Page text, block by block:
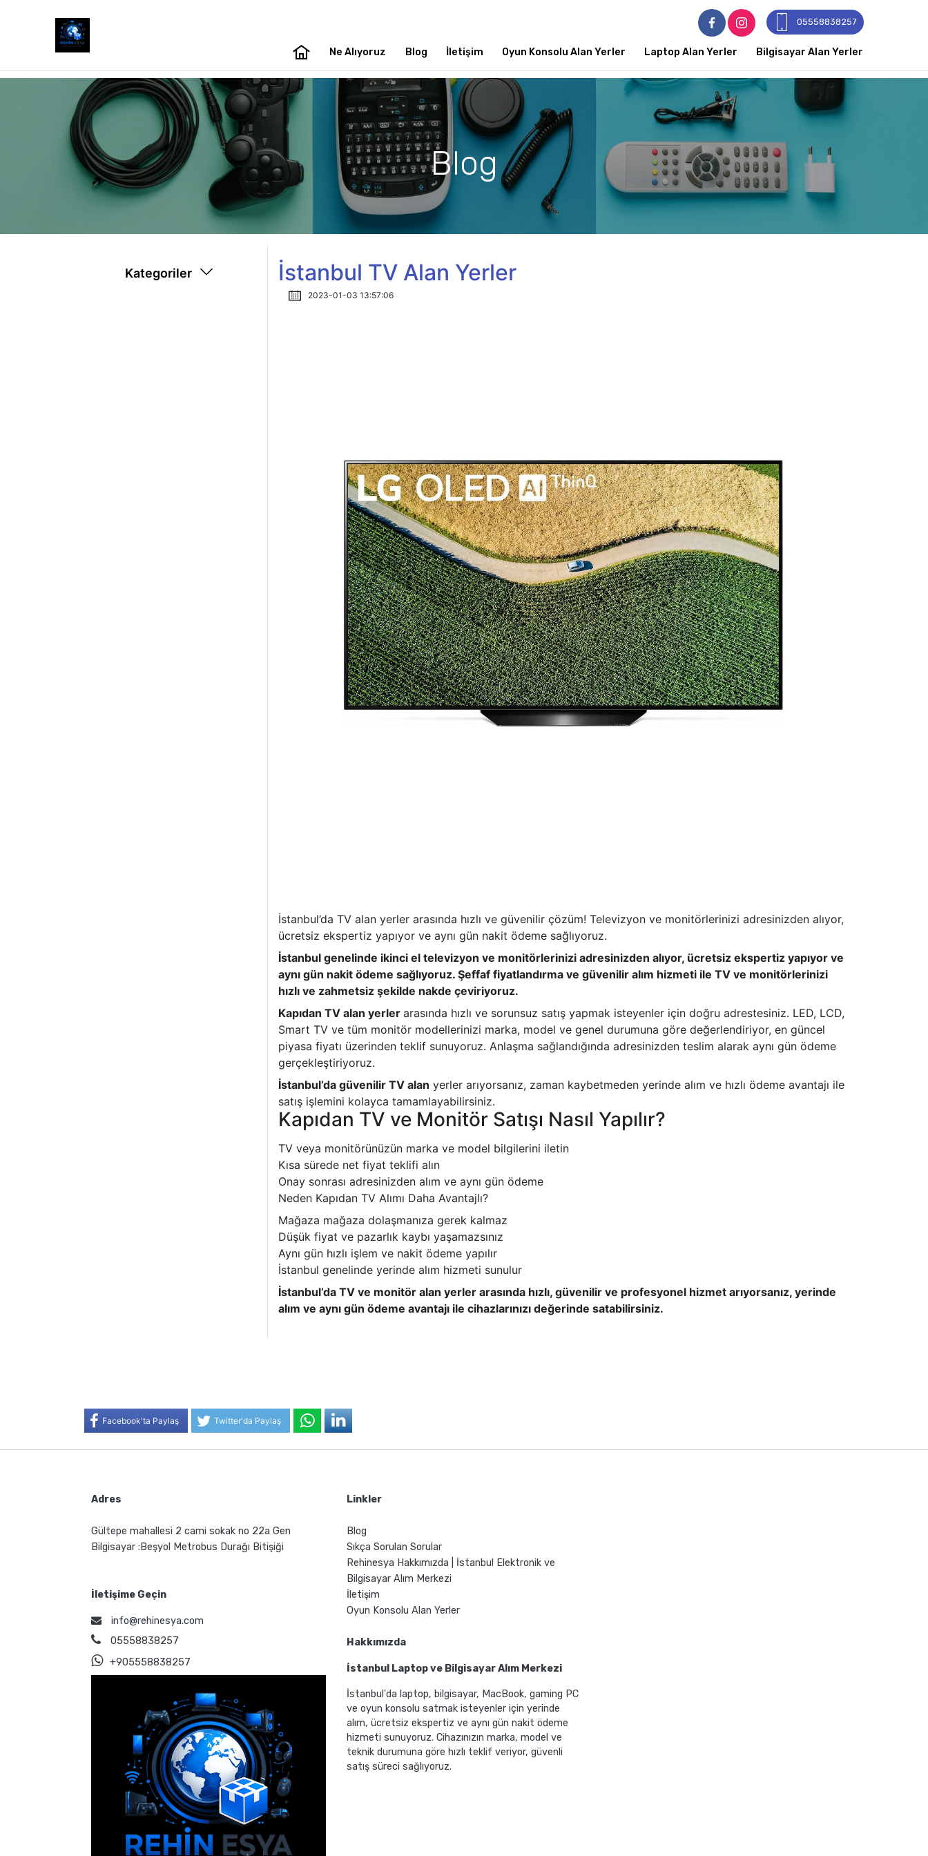
05558838257
Ne Alıyoruz Blog İletişim Oyun Konsolu Alan Yerler Laptop Alan Yerler Bilgisayar Alan Yerler
Blog
Kategoriler İstanbul TV Alan Yerler
2023-01-03 13:57:06
İstanbul’da TV alan yerler arasında hızlı ve güvenilir çözüm! Televizyon ve monitörlerinizi adresinizden alıyor,
ücretsiz ekspertiz yapıyor ve aynı gün nakit ödeme sağlıyoruz.
İstanbul genelinde ikinci el televizyon ve monitörlerinizi adresinizden alıyor, ücretsiz ekspertiz yapıyor ve
aynı gün nakit ödeme sağlıyoruz. Şeffaf fiyatlandırma ve güvenilir alım hizmeti ile TV ve monitörlerinizi
hızlı ve zahmetsiz şekilde nakde çeviriyoruz.
Kapıdan TV alan yerler arasında hızlı ve sorunsuz satış yapmak isteyenler için doğru adrestesiniz. LED, LCD,
Smart TV ve tüm monitör modellerinizi marka, model ve genel durumuna göre değerlendiriyor, en güncel
piyasa fiyatı üzerinden teklif sunuyoruz. Anlaşma sağlandığında adresinizden teslim alarak aynı gün ödeme
gerçekleştiriyoruz.
İstanbul’da güvenilir TV alan yerler arıyorsanız, zaman kaybetmeden yerinde alım ve hızlı ödeme avantajı ile
satış işlemini kolayca tamamlayabilirsiniz.
Kapıdan TV ve Monitör Satışı Nasıl Yapılır?
TV veya monitörünüzün marka ve model bilgilerini iletin
Kısa sürede net fiyat teklifi alın
Onay sonrası adresinizden alım ve aynı gün ödeme
Neden Kapıdan TV Alımı Daha Avantajlı?
Mağaza mağaza dolaşmanıza gerek kalmaz
Düşük fiyat ve pazarlık kaybı yaşamazsınız
Aynı gün hızlı işlem ve nakit ödeme yapılır
İstanbul genelinde yerinde alım hizmeti sunulur
İstanbul’da TV ve monitör alan yerler arasında hızlı, güvenilir ve profesyonel hizmet arıyorsanız, yerinde
alım ve aynı gün ödeme avantajı ile cihazlarınızı değerinde satabilirsiniz.
Facebook'ta Paylaş Twitter'da Paylaş
Adres
Gültepe mahallesi 2 cami sokak no 22a Gen
Bilgisayar :Beşyol Metrobus Durağı Bitişiği
İletişime Geçin
info@rehinesya.com
05558838257
+905558838257
Linkler
Blog
Sıkça Sorulan Sorular
Rehinesya Hakkımızda | İstanbul Elektronik ve
Bilgisayar Alım Merkezi
İletişim
Oyun Konsolu Alan Yerler
Hakkımızda
İstanbul Laptop ve Bilgisayar Alım Merkezi
İstanbul'da laptop, bilgisayar, MacBook, gaming PC
ve oyun konsolu satmak isteyenler için yerinde
alım, ücretsiz ekspertiz ve aynı gün nakit ödeme
hizmeti sunuyoruz. Cihazınızın marka, model ve
teknik durumuna göre hızlı teklif veriyor, güvenli
satış süreci sağlıyoruz.